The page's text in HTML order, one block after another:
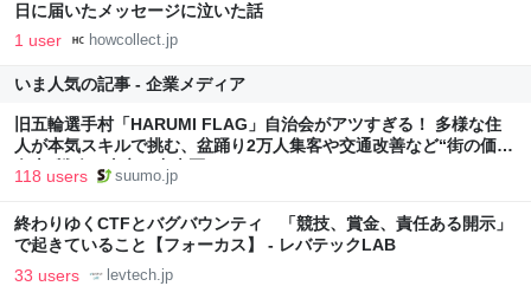
日に届いたメッセージに泣いた話
1 user howcollect.jp
いま人気の記事 - 企業メディア
旧五輪選手村「HARUMI FLAG」自治会がアツすぎる！ 多様な住
人が本気スキルで挑む、盆踊り2万人集客や交通改善など“街の価値
向上”戦略 東京・中央区
118 users suumo.jp
終わりゆくCTFとバグバウンティ 「競技、賞金、責任ある開示」
で起きていること【フォーカス】 - レバテックLAB
33 users levtech.jp